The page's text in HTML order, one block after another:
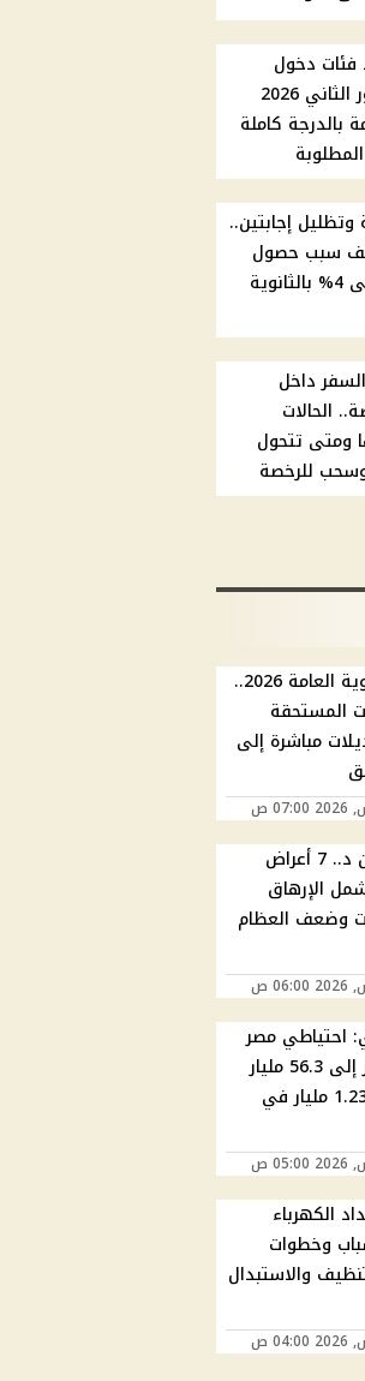
فئات دخول
امتحانات الدور الثاني 2026
بالدرجة كاملة
إجابتين..
سبب حصول
ريم محمد على 4% بالثانوية
داخل
الحالات
ومتى تتحول
للرخصة
تظلمات الثانوية العامة 2026..
المستحقة
مباشرة إلى
نقص فيتامين د.. 7 أعراض
الإرهاق
وضعف العظام
احتياطي مصر
الأجنبي يقفز إلى 56.3 مليار
دولار بزيادة 1.23 مليار في
الكهرباء
وخطوات
والاستبدال